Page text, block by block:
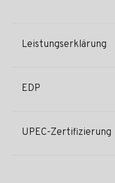
Leistungserklärung
EDP
UPEC-Zertifizierung